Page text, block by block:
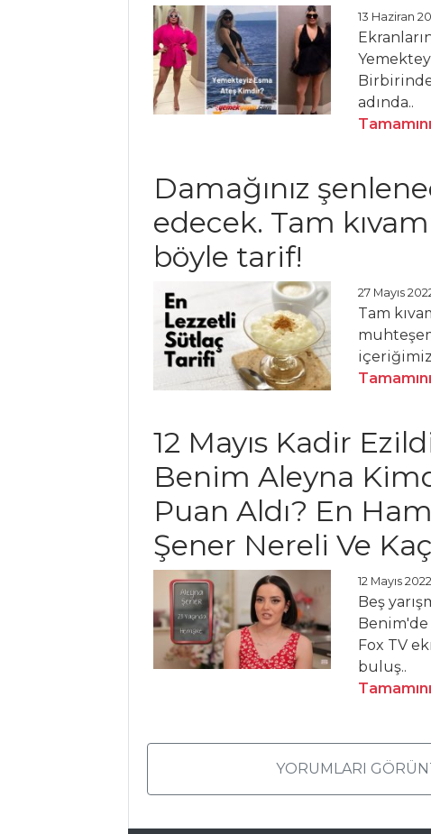
Balkabağı Püresi
SOSLU MAVİ
Nohut Püreli
HAMUR İŞLERI
Naneli Ayran
Safran Şerbeti
İçecekler Tüm
13 Haziran
adında..
Damağınız
edecek. Tam
böyle tarif!
27 Mayıs
Tam
12 Mayıs Kadir
Benim Aleyna
Puan Aldı? En
Şener Nereli Ve Kaç
12 Mayıs
Beş
Fox TV
buluş..
YORUMLARI